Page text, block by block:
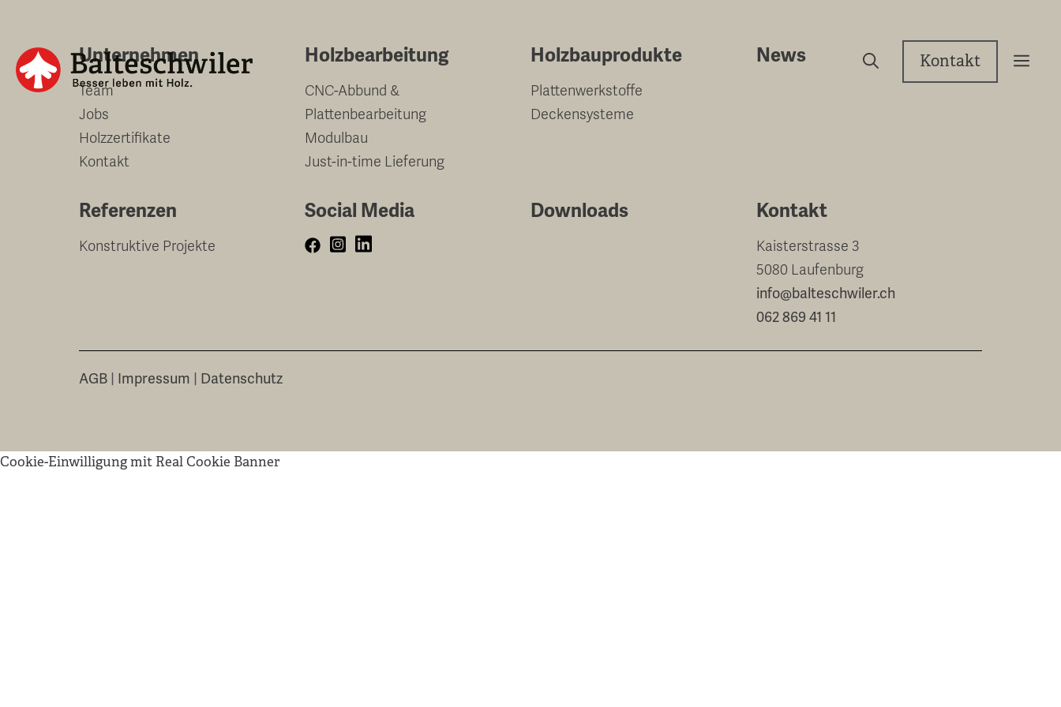
Inhalt
Kontakt
Unternehmen
Team
Jobs
Holzzertifikate
Kontakt
Holzbearbeitung
CNC-Abbund &
Plattenbearbeitung
Modulbau
Just-in-time Lieferung
Holzbauprodukte
Plattenwerkstoffe
Deckensysteme
News
Referenzen
Konstruktive Projekte
Social Media Downloads Kontakt
Kaisterstrasse 3
5080 Laufenburg
info@balteschwiler.ch
062 869 41 11
AGB | Impressum | Datenschutz
Cookie-Einwilligung mit Real Cookie Banner